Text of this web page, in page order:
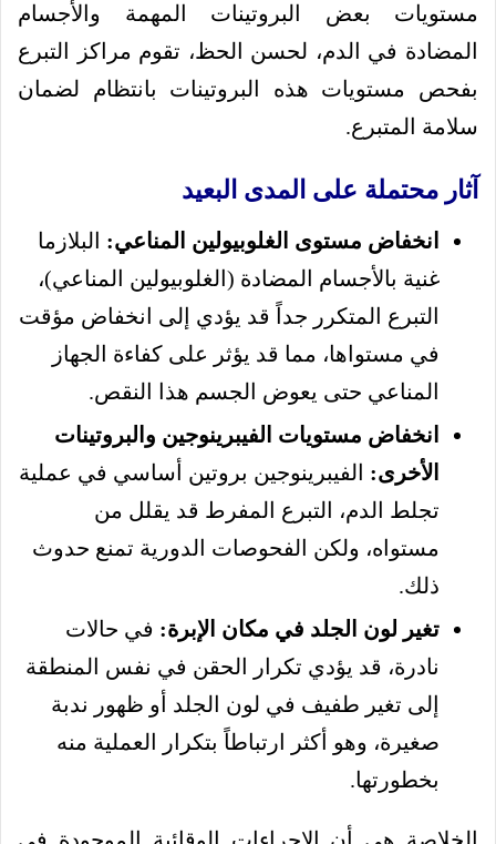
مستويات بعض البروتينات المهمة والأجسام
المضادة في الدم، لحسن الحظ، تقوم مراكز التبرع
بفحص مستويات هذه البروتينات بانتظام لضمان
سلامة المتبرع.
آثار محتملة على المدى البعيد
انخفاض مستوى الغلوبيولين المناعي: البلازما
غنية بالأجسام المضادة (الغلوبيولين المناعي)،
التبرع المتكرر جداً قد يؤدي إلى انخفاض مؤقت
في مستواها، مما قد يؤثر على كفاءة الجهاز
المناعي حتى يعوض الجسم هذا النقص.
انخفاض مستويات الفيبرينوجين والبروتينات
الأخرى: الفيبرينوجين بروتين أساسي في عملية
تجلط الدم، التبرع المفرط قد يقلل من
مستواه، ولكن الفحوصات الدورية تمنع حدوث
ذلك.
تغير لون الجلد في مكان الإبرة: في حالات
نادرة، قد يؤدي تكرار الحقن في نفس المنطقة
إلى تغير طفيف في لون الجلد أو ظهور ندبة
صغيرة، وهو أكثر ارتباطاً بتكرار العملية منه
بخطورتها.
الخلاصة هي أن الإجراءات الوقائية الموجودة في